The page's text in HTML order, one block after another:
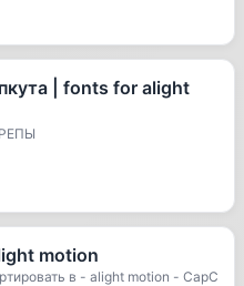
| fonts for alight
motion
в - alight motion - CapC